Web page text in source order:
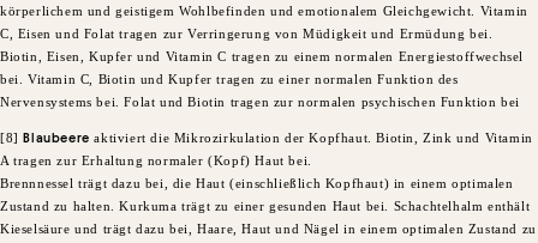
körperlichem und geistigem Wohlbefinden und emotionalem Gleichgewicht. Vitamin
C, Eisen und Folat tragen zur Verringerung von Müdigkeit und Ermüdung bei.
Biotin, Eisen, Kupfer und Vitamin C tragen zu einem normalen Energiestoffwechsel
bei. Vitamin C, Biotin und Kupfer tragen zu einer normalen Funktion des
Nervensystems bei. Folat und Biotin tragen zur normalen psychischen Funktion bei
[8]Blaubeere aktiviert die Mikrozirkulation der Kopfhaut. Biotin, Zink und Vitamin
A tragen zur Erhaltung normaler (Kopf) Haut bei.
Brennnessel trägt dazu bei, die Haut (einschließlich Kopfhaut) in einem optimalen
Zustand zu halten. Kurkuma trägt zu einer gesunden Haut bei. Schachtelhalm enthält
Kieselsäure und trägt dazu bei, Haare, Haut und Nägel in einem optimalen Zustand zu